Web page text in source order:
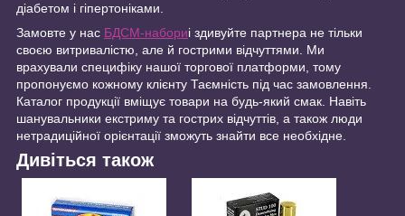
діабетом і гіпертоніками.
Замовте у нас БДСМ-набориі здивуйте партнера не тільки
своєю витривалістю, але й гострими відчуттями. Ми
врахували специфіку нашої торгової платформи, тому
пропонуємо кожному клієнту Таємність під час замовлення.
Каталог продукції вміщує товари на будь-який смак. Навіть
шанувальники екстриму та гострих відчуттів, а також люди
нетрадиційної орієнтації зможуть знайти все необхідне.
Дивіться також